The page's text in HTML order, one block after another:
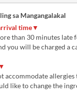
sa Mangangalakal
time▼
than 30 minutes
you will be charged a
accommodate
like to change the